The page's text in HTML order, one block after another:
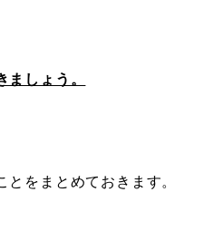
しょう。
をまとめておきます。